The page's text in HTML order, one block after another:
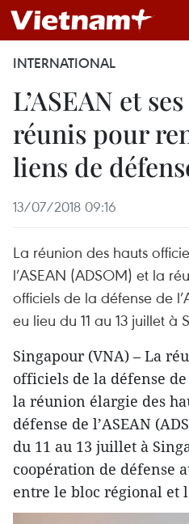
INTERNATIONAL
L’ASEAN et
réunis pour
liens de
13/07/2018 09:16
La réunion des hauts
l’ASEAN (ADSOM) et la
officiels de la défense de
eu lieu du 11 au 13 juillet à
Singapour (VNA) – La
officiels de la défense de
la réunion élargie des
défense de l’ASEAN
du 11 au 13 juillet à
coopération de défense
entre le bloc régional et